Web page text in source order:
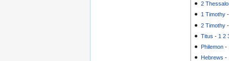
2
1 Timothy
2 Timothy
Titus - 1 2
Philemon -
Hebrews -